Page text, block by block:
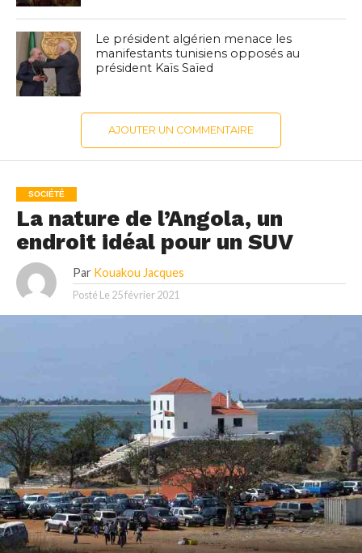
Le président algérien menace les
manifestants tunisiens opposés au
président Kaïs Saïed
AJOUTER UN COMMENTAIRE
SOCIÉTÉ
La nature de l’Angola, un
endroit idéal pour un SUV
Par Kouakou Jacques
Posté Le 25 février 2021